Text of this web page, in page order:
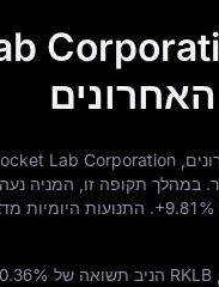
במהלך תקופה זו, המניה
+9.81%. התנועות היומיות